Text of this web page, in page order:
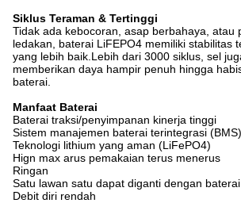
Siklus Teraman & Tertinggi
Tidak ada kebocoran, asap berbahaya, atau
ledakan, baterai LiFEPO4 memiliki stabilitas
yang lebih baik.Lebih dari 3000 siklus, sel
memberikan daya hampir penuh hingga
baterai.
Manfaat Baterai
Baterai traksi/penyimpanan kinerja tinggi
Sistem manajemen baterai terintegrasi (BMS)
Teknologi lithium yang aman (LiFePO4)
Hign max arus pemakaian terus menerus
Ringan
Satu lawan satu dapat diganti dengan
Debit diri rendah